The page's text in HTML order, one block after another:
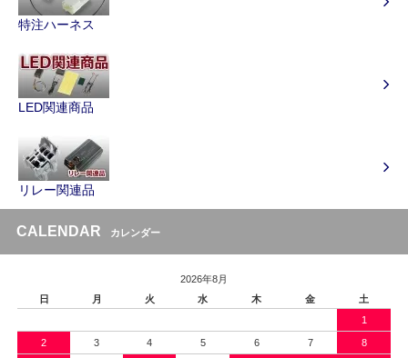
特注ハーネス
LED関連商品
リレー関連品
CALENDAR カレンダー
2026年8月
日
月 火 水 木 金
土
1
2 3 4 5 6 7 8